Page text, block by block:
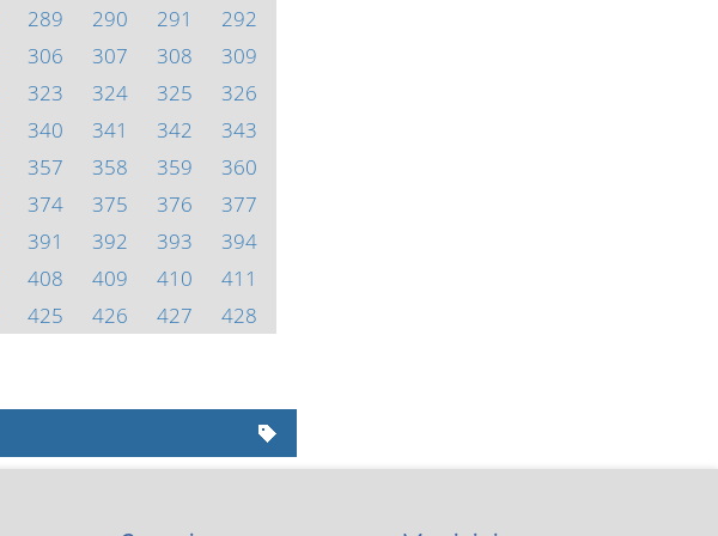
289 290 291
292
306 307 308
309
323 324 325
326
340 341 342
343
357 358 359
360
374 375 376
377
391 392 393
394
408 409 410
411
425 426 427
428